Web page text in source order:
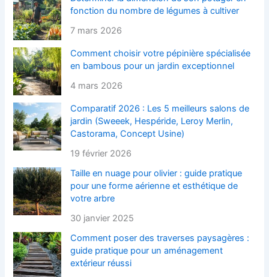
fonction du nombre de légumes à cultiver
7 mars 2026
Comment choisir votre pépinière spécialisée
en bambous pour un jardin exceptionnel
4 mars 2026
Comparatif 2026 : Les 5 meilleurs salons de
jardin (Sweeek, Hespéride, Leroy Merlin,
Castorama, Concept Usine)
19 février 2026
Taille en nuage pour olivier : guide pratique
pour une forme aérienne et esthétique de
votre arbre
30 janvier 2025
Comment poser des traverses paysagères :
guide pratique pour un aménagement
extérieur réussi